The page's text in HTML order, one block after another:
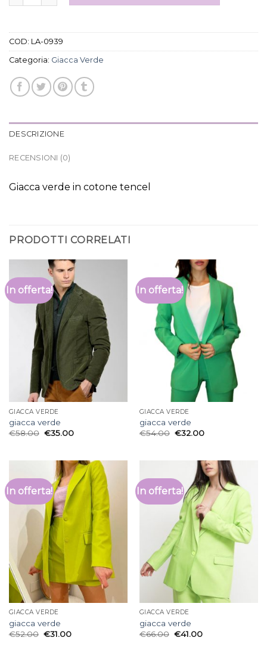
COD: LA-0939
Categoria: Giacca Verde
DESCRIZIONE
RECENSIONI (0)
Giacca verde in cotone tencel
PRODOTTI CORRELATI
In offerta!
GIACCA VERDE
giacca verde
€58.00 €35.00
In offerta!
GIACCA VERDE
giacca verde
€54.00 €32.00
In offerta!
GIACCA VERDE
giacca verde
€52.00 €31.00
In offerta!
GIACCA VERDE
giacca verde
€66.00 €41.00